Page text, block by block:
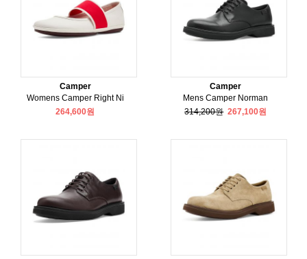
Camper
Womens Camper Right Ni
264,600원
Camper
Mens Camper Norman
314,200원 267,100원